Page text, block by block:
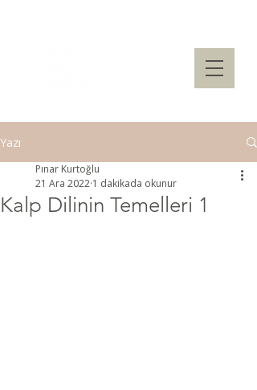
Yazı
Kalp Dilinin Temelleri 1
Pınar Kurtoğlu
21 Ara 2022 1 dakikada okunur